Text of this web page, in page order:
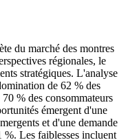
du marché des montres
régionales, le
stratégiques. L'analyse
de 62 % des
% des consommateurs
émergent d'une
et d'une demande
%. Les faiblesses incluent